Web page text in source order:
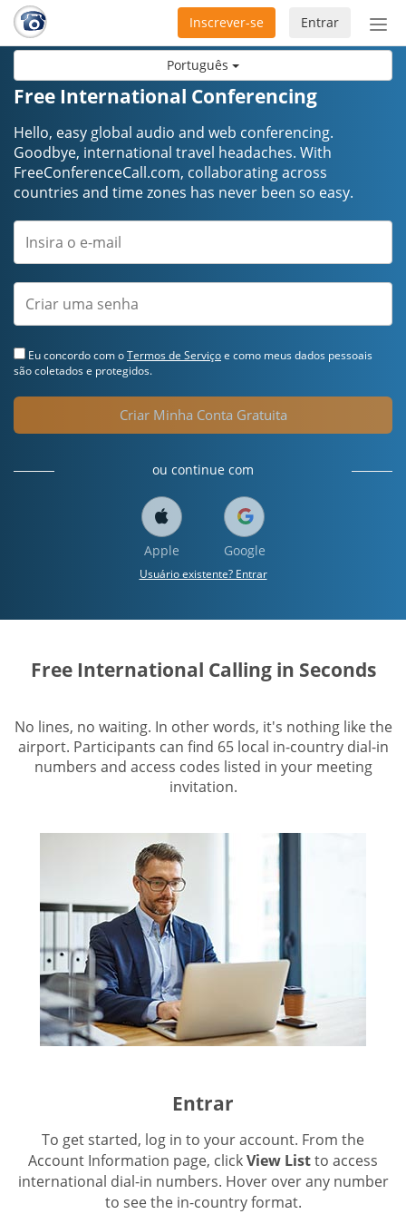
Português
Entrar
Inscrever-se
Free International Conferencing
Hello, easy global audio and web conferencing.
Goodbye, international travel headaches. ​​​​​​​With
FreeConferenceCall.com, collaborating across
countries and time zones has never been so easy.
Eu concordo com oTermos de Serviçoe como meus dados pessoais
são coletados e protegidos.
Criar Minha Conta Gratuita
ou continue com
Apple Google
Usuário existente? Entrar
Free International Calling in Seconds
No lines, no waiting. In other words, it's nothing like the
airport. Participants can find 65 local in-country dial-in
numbers and access codes listed in your meeting
invitation.
Entrar
To get started, log in to your account. From the
Account Information page, clickView Listto access
international dial-in numbers. Hover over any number
to see the in-country format.